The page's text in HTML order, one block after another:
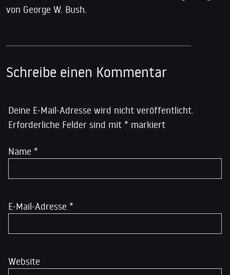
von George W. Bush.
Schreibe einen Kommentar
Deine E-Mail-Adresse wird nicht veröffentlicht.
Erforderliche Felder sind mit * markiert
Name *
E-Mail-Adresse *
Website